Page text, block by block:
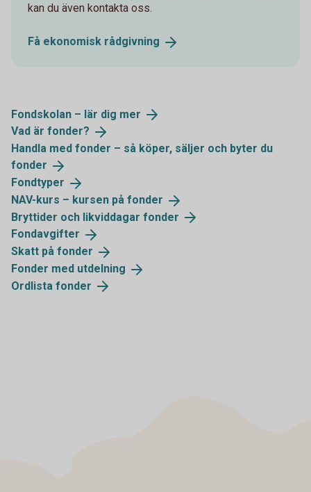
kan du även kontakta oss.
Få ekonomisk rådgivning
Fondskolan – lär dig mer
Vad är fonder?
Handla med fonder – så köper, säljer och byter du
fonder
Fondtyper
NAV-kurs – kursen på fonder
Bryttider och likviddagar fonder
Fondavgifter
Skatt på fonder
Fonder med utdelning
Ordlista fonder